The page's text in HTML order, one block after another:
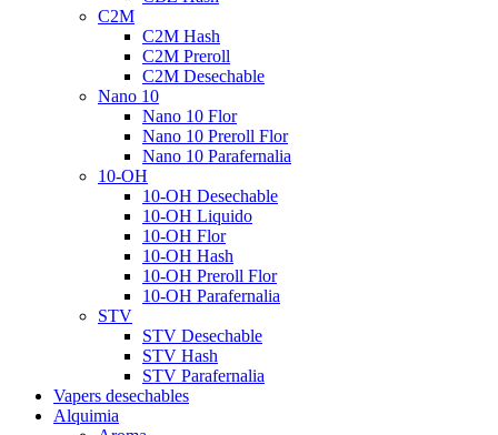
C2M
C2M Hash
C2M Preroll
C2M Desechable
Nano 10
Nano 10 Flor
Nano 10 Preroll Flor
Nano 10 Parafernalia
10-OH
10-OH Desechable
10-OH Liquido
10-OH Flor
10-OH Hash
10-OH Preroll Flor
10-OH Parafernalia
STV
STV Desechable
STV Hash
STV Parafernalia
Vapers desechables
Alquimia